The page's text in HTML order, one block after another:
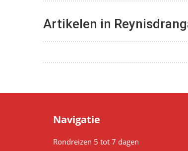
Artikelen in
Navigatie
Rondreizen 5 tot 7 dagen